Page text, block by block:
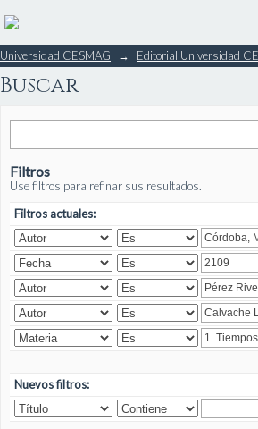
Buscar
Universidad CESMAG → Editorial Universidad
Buscar
Filtros
Use filtros para refinar sus resultados.
Filtros actuales:
Nuevos filtros: